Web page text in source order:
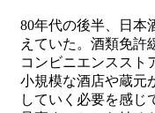
80年代の後半、日本
えていた。酒類免許
コンビニエンススト
小規模な酒店や蔵元
していく必要を感じ